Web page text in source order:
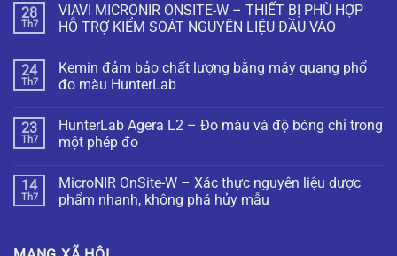
28
Th7
VIAVI MICRONIR ONSITE-W – THIẾT BỊ PHÙ HỢP
HỖ TRỢ KIỂM SOÁT NGUYÊN LIỆU ĐẦU VÀO
24
Th7
Kemin đảm bảo chất lượng bằng máy quang phổ
đo màu HunterLab
23
Th7
HunterLab Agera L2 – Đo màu và độ bóng chỉ trong
một phép đo
14
Th7
MicroNIR OnSite-W – Xác thực nguyên liệu dược
phẩm nhanh, không phá hủy mẫu